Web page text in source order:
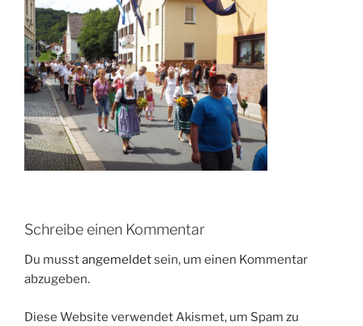
Schreibe einen Kommentar
Du musstangemeldetsein, um einen Kommentar
abzugeben.
Diese Website verwendet Akismet, um Spam zu